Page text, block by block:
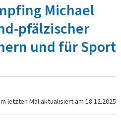
Michael
pfälzischer
und für Sport
letzten Mal aktualisiert am 18.12.2025